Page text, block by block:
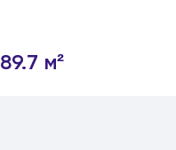
89.7 м²